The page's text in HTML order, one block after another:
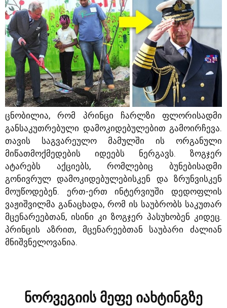
ცნობილია, რომ პრინცი ჩარლზი ფლორისადმი
განსაკუთრებული დამოკიდებულებით გამოირჩევა.
თავის საგვარეულო მამულში ის ორგანული
მიწათმოქმედების იდეებს ნერგავს. ზოგჯერ
ატარებს აქციებს, რომლებიც ბუნებისადმი
გონივრულ დამოკიდებულებისკენ და ზრუნვისკენ
მოუწოდებენ. ერთ-ერთ ინტერვიუში დედოფლის
ვაჟიშვილმა განაცხადა, რომ ის საუბრობს საკუთარ
მცენარეებთან, ისინი კი ზოგჯერ პასუხობენ კიდეც.
პრინცის აზრით, მცენარეებთან საუბარი ძალიან
მნიშვნელოვანია.
ნორვეგიის მეფე იახტინგზე